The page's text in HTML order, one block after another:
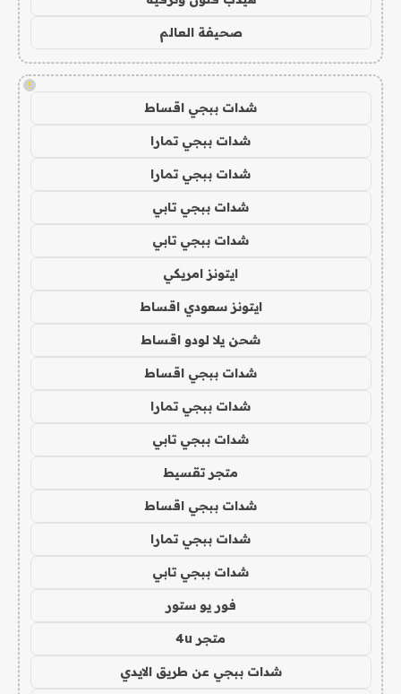
صحيفة العالم
!
شدات ببجي اقساط
شدات ببجي تمارا
شدات ببجي تمارا
شدات ببجي تابي
شدات ببجي تابي
ايتونز امريكي
ايتونز سعودي اقساط
شحن يلا لودو اقساط
شدات ببجي اقساط
شدات ببجي تمارا
شدات ببجي تابي
متجر تقسيط
شدات ببجي اقساط
شدات ببجي تمارا
شدات ببجي تابي
فور يو ستور
متجر 4u
شدات ببجي عن طريق الايدي